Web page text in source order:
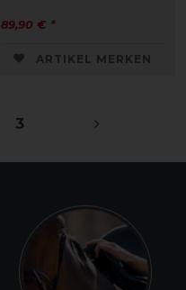
89,90 € *
ARTIKEL MERKEN
3